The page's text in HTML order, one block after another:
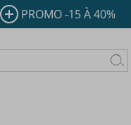
PROMO -15 À 40%